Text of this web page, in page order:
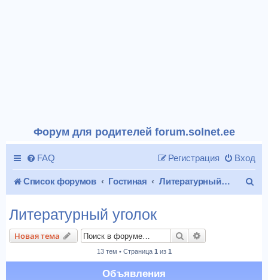
Форум для родителей forum.solnet.ee
FAQ Вход
Регистрация
Список форумов Гостиная Литературный уголок
к
Литературный уголок
Новая тема Поиск
13 тем • Страница 1 из 1
Объявления